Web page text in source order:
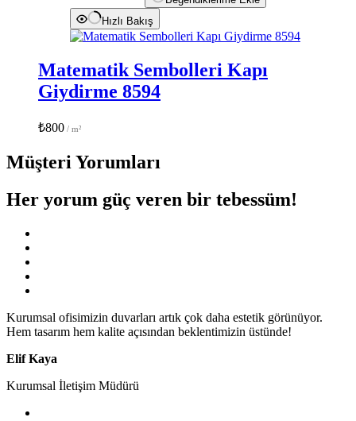
Hızlı Bakış
Matematik Sembolleri Kapı
Giydirme 8594
₺800
Müşteri Yorumları
Her yorum güç veren bir tebessüm!
Kurumsal ofisimizin duvarları artık çok daha estetik görünüyor.
Hem tasarım hem kalite açısından beklentimizin üstünde!
Elif Kaya
Kurumsal İletişim Müdürü